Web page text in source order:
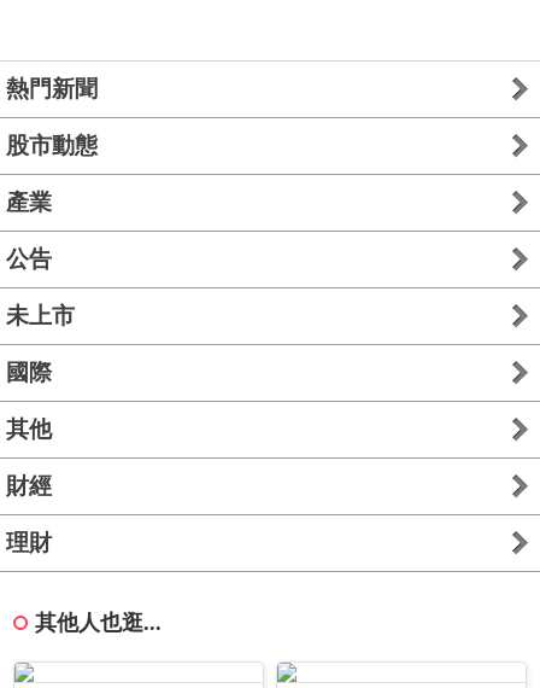
熱門新聞
股市動態
產業
公告
未上市
國際
其他
財經
理財
其他人也逛...